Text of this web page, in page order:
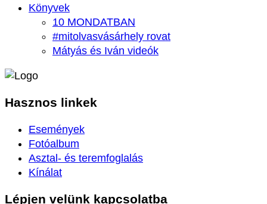
Könyvek
10 MONDATBAN
#mitolvasvásárhely rovat
Mátyás és Iván videók
Hasznos linkek
Események
Fotóalbum
Asztal- és teremfoglalás
Kínálat
Lépjen velünk kapcsolatba